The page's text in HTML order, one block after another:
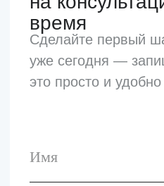
Разработано в
конфиденциальности
ООО «Клиника Гармонии» 2026